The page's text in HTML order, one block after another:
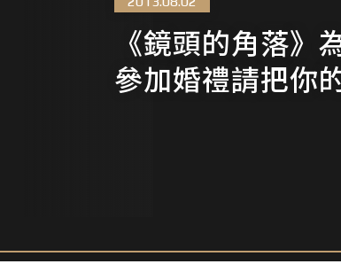
《鏡頭的角落》
參加婚禮請把你